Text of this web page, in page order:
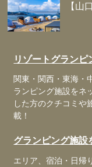
【山
リゾートグラン
関東・関西・東海・
ランピング施設をネ
した方のクチコミや
載！
グランピング施
エリア、宿泊・日帰